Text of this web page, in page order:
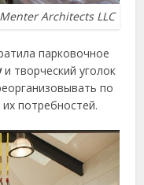
Architects LLC
парковочное
и творческий уголок
по
потребностей.